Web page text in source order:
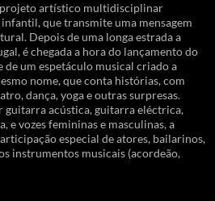
artístico multidisciplinar
que transmite uma mensagem
Depois de uma longa estrada a
é chegada a hora do lançamento do
de um espetáculo musical criado a
nome, que conta histórias, com
dança, yoga e outras surpresas.
guitarra acústica, guitarra eléctrica,
e vozes femininas e masculinas, a
especial de atores, bailarinos,
instrumentos musicais (acordeão,